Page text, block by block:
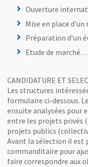
Ouverture
Mise en place
Préparation d’un
Etude de marché…
CANDIDATURE ET
Les structures
formulaire ci-dessous.
ensuite analysées pour
entre les projets privés
projets publics
Avant la sélection il est
commanditaire pour
faire correspondre aux